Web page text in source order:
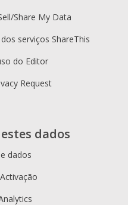
dados
dados
Share My Data
serviços ShareThis
do Editor
Request